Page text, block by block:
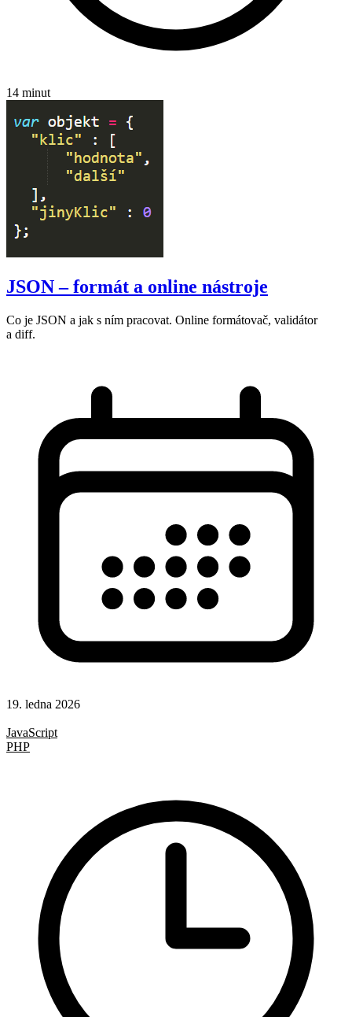
14 minut
JSON – formát a online nástroje
Co je JSON a jak s ním pracovat. Online formátovač, validátor
a diff.
19. ledna 2026
JavaScript
PHP